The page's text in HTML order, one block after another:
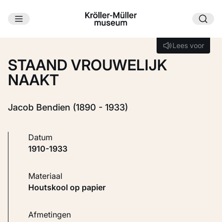
Ga naar hoofdinhoud
Lees voor
Lees voor
STAAND VROUWELIJK
NAAKT
Jacob Bendien (1890 - 1933)
Datum
1910-1933
Materiaal
Houtskool op papier
Afmetingen